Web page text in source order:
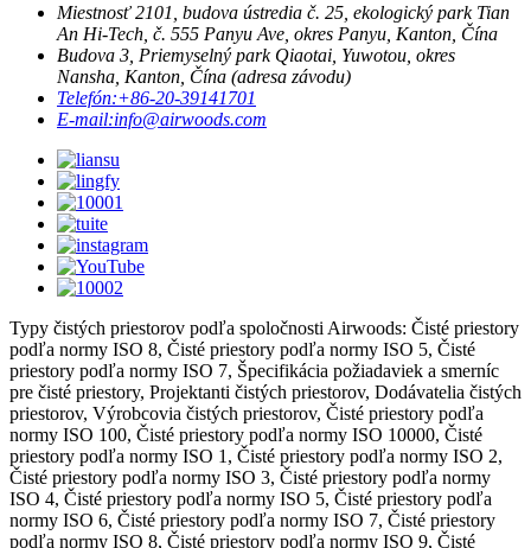
Miestnosť 2101, budova ústredia č. 25, ekologický park Tian
An Hi-Tech, č. 555 Panyu Ave, okres Panyu, Kanton, Čína
Budova 3, Priemyselný park Qiaotai, Yuwotou, okres
Nansha, Kanton, Čína (adresa závodu)
Telefón:+86-20-39141701
E-mail:info@airwoods.com
Typy čistých priestorov podľa spoločnosti Airwoods: Čisté priestory
podľa normy ISO 8, Čisté priestory podľa normy ISO 5, Čisté
priestory podľa normy ISO 7, Špecifikácia požiadaviek a smerníc
pre čisté priestory, Projektanti čistých priestorov, Dodávatelia čistých
priestorov, Výrobcovia čistých priestorov, Čisté priestory podľa
normy ISO 100, Čisté priestory podľa normy ISO 10000, Čisté
priestory podľa normy ISO 1, Čisté priestory podľa normy ISO 2,
Čisté priestory podľa normy ISO 3, Čisté priestory podľa normy
ISO 4, Čisté priestory podľa normy ISO 5, Čisté priestory podľa
normy ISO 6, Čisté priestory podľa normy ISO 7, Čisté priestory
podľa normy ISO 8, Čisté priestory podľa normy ISO 9, Čisté